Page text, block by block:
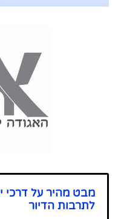
מבט מהיר על דרכי
לתרבות הדיור